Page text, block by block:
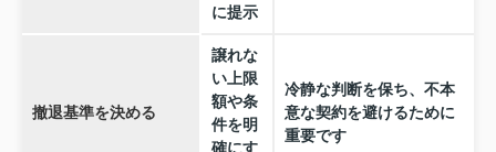
に提示
撤退基準を決める
譲れな
い上限
額や条
件を明
確にす
冷静な判断を保ち、不本
意な契約を避けるために
重要です